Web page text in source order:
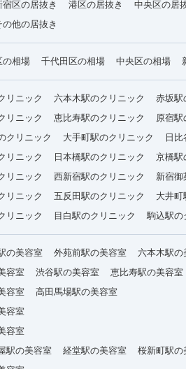
宿区の居抜き 港区の居抜き 中央区の居
の他の居抜き
の相場 千代田区の相場 中央区の相場
リニック 六本木駅のクリニック 赤坂駅
リニック 恵比寿駅のクリニック 原宿駅
クリニック 大手町駅のクリニック 日
リニック 日本橋駅のクリニック 京橋駅
リニック 西新宿駅のクリニック 新宿御
リニック 五反田駅のクリニック
大井町
リニック 目白駅のクリニック 駒込駅の
の美容室 外苑前駅の美容室 六本木駅の
容室 渋谷駅の美容室 恵比寿駅の美容室
容室
高田馬場駅の美容室
容室
容室
駅の美容室 経堂駅の美容室
桜新町駅の